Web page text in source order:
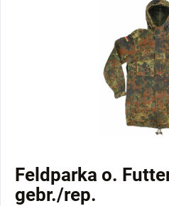
Feldparka o.
gebr./rep.